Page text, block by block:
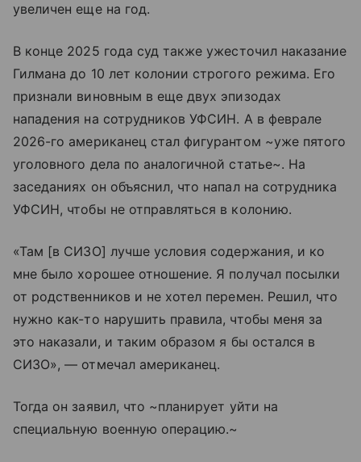
увеличен еще на год.
В конце 2025 года суд также ужесточил наказание
Гилмана до 10 лет колонии строгого режима. Его
признали виновным в еще двух эпизодах
нападения на сотрудников УФСИН. А в феврале
2026-го американец стал фигурантом ~уже пятого
уголовного дела по аналогичной статье~. На
заседаниях он объяснил, что напал на сотрудника
УФСИН, чтобы не отправляться в колонию.
«Там [в СИЗО] лучше условия содержания, и ко
мне было хорошее отношение. Я получал посылки
от родственников и не хотел перемен. Решил, что
нужно как-то нарушить правила, чтобы меня за
это наказали, и таким образом я бы остался в
СИЗО», — отмечал американец.
Тогда он заявил, что ~планирует уйти на
специальную военную операцию.~